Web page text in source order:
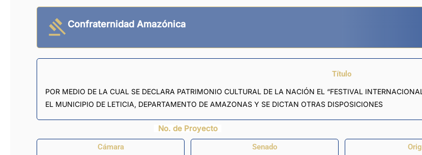
Confraternidad Amazónica
Título
POR MEDIO DE LA CUAL SE DECLARA PATRIMONIO CULTURAL DE LA NACIÓN EL “FESTIVAL
EL MUNICIPIO DE LETICIA, DEPARTAMENTO DE AMAZONAS Y SE DICTAN OTRAS DISPOSICIONES
No. de Proyecto
Cámara Senado